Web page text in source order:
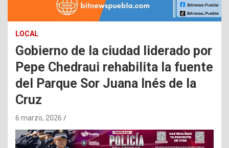
LOCAL
Gobierno de la ciudad liderado por
Pepe Chedraui rehabilita la fuente
del Parque Sor Juana Inés de la
Cruz
6 marzo, 2026